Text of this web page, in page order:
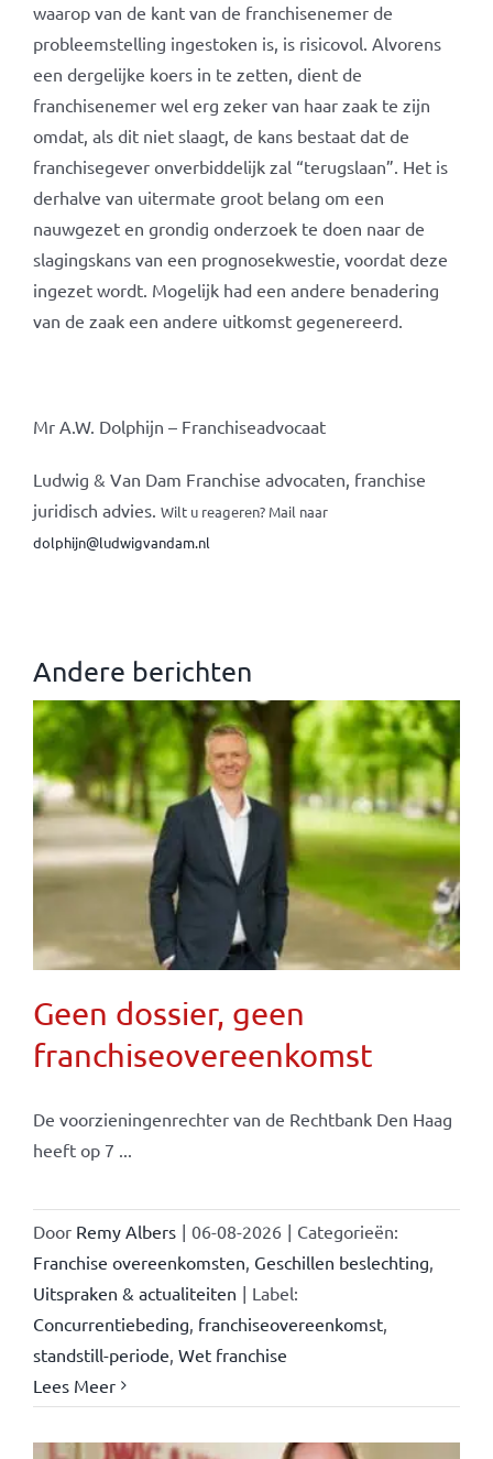
waarop van de kant van de franchisenemer de
probleemstelling ingestoken is, is risicovol. Alvorens
een dergelijke koers in te zetten, dient de
franchisenemer wel erg zeker van haar zaak te zijn
omdat, als dit niet slaagt, de kans bestaat dat de
franchisegever onverbiddelijk zal “terugslaan”. Het is
derhalve van uitermate groot belang om een
nauwgezet en grondig onderzoek te doen naar de
slagingskans van een prognosekwestie, voordat deze
ingezet wordt. Mogelijk had een andere benadering
van de zaak een andere uitkomst gegenereerd.
Mr A.W. Dolphijn – Franchiseadvocaat
Ludwig & Van Dam Franchise advocaten, franchise
juridisch advies. Wilt u reageren? Mail naar
dolphijn@ludwigvandam.nl
Andere berichten
Geen dossier, geen
franchiseovereenkomst
De voorzieningenrechter van de Rechtbank Den Haag
heeft op 7 ...
Door Remy Albers | 06-08-2026 | Categorieën:
Franchise overeenkomsten Geschillen beslechting
Uitspraken & actualiteiten | Label:
Concurrentiebeding franchiseovereenkomst,
standstill-periode Wet franchise
Lees Meer